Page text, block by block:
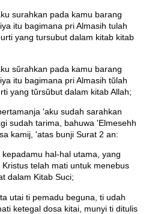
surahkan pada kamu barang
itu bagimana pri Almasih tulah
yang tursubut dalam kitab kitab
sŭrahkan pada kamu barang
itu bagimana pri Almasih tŭlah
yang tŭrsŭbut dalam kitab Allah;
'aku sudah sarahkan
sudah tarima, bahuwa 'Elmesehh
kamij, 'atas bunji Surat 2 an:
hal-hal utama, yang
telah mati untuk menebus
dalam Kitab Suci;
utai ti pemadu beguna, ti udah
ketegal dosa kitai, munyi ti ditulis